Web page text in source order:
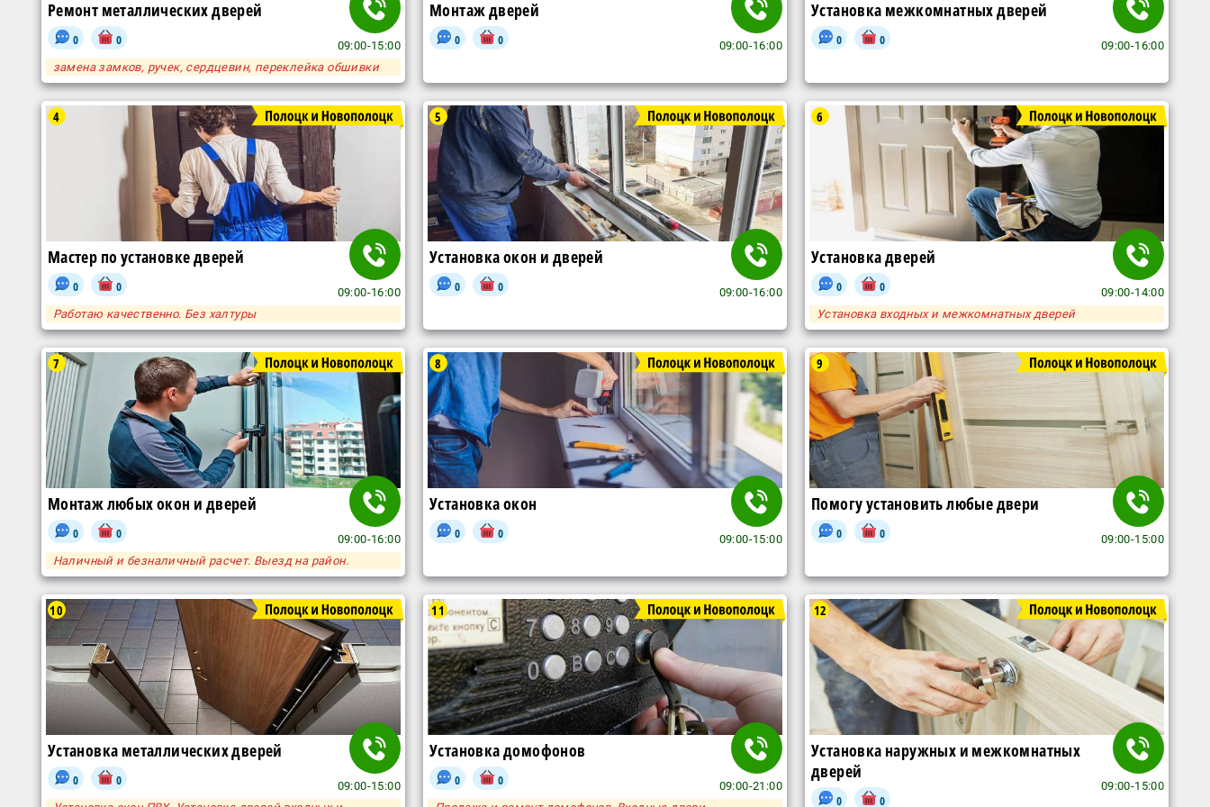
Ремонт металлических дверей
0 0
09:00-15:00
замена замков, ручек, сердцевин, переклейка обшивки
Монтаж дверей
0 0 09:00-16:00
Установка межкомнатных дверей
0 0 09:00-16:00
4
Мастер по установке дверей
0 0
09:00-16:00
Работаю качественно. Без халтуры
5
Установка окон и дверей
0 0 09:00-16:00
6
Установка дверей
0 0
09:00-14:00
Установка входных и межкомнатных дверей
7
Монтаж любых окон и дверей
0 0
09:00-16:00
Наличный и безналичный расчет. Выезд на район.
8
Установка окон
0 0 09:00-15:00
9
Помогу установить любые двери
0 0 09:00-15:00
10
Установка металлических дверей
0 0
09:00-15:00
11
Установка домофонов
0 0
09:00-21:00
12
Установка наружных и межкомнатных
дверей
0 0
09:00-15:00